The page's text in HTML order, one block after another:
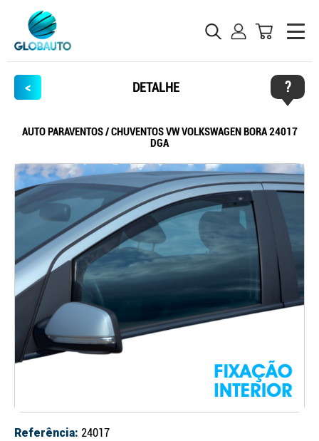
< DETALHE ?
AUTO PARAVENTOS / CHUVENTOS VW VOLKSWAGEN BORA 24017
DGA
Referência: 24017